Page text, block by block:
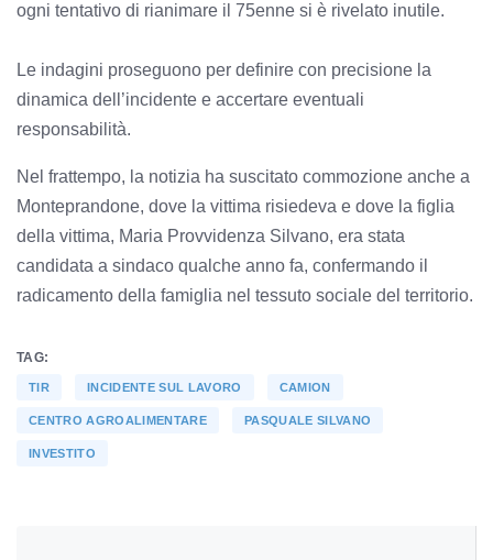
ogni tentativo di rianimare il 75enne si è rivelato inutile.
Le indagini proseguono per definire con precisione la
dinamica dell’incidente e accertare eventuali
responsabilità.
Nel frattempo, la notizia ha suscitato commozione anche a
Monteprandone, dove la vittima risiedeva e dove la figlia
della vittima, Maria Provvidenza Silvano, era stata
candidata a sindaco qualche anno fa, confermando il
radicamento della famiglia nel tessuto sociale del territorio.
TAG:
TIR INCIDENTE SUL LAVORO CAMION
CENTRO AGROALIMENTARE PASQUALE SILVANO
INVESTITO